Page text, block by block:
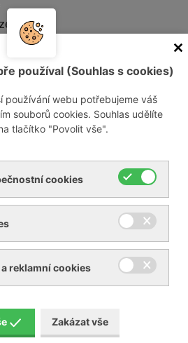
organizací
krajem
používal (Souhlas s cookies)
používání webu potřebujeme váš
souborů cookies. Souhlas udělíte
tlačítko "Povolit vše".
cookies
reklamní cookies
Zakázat vše